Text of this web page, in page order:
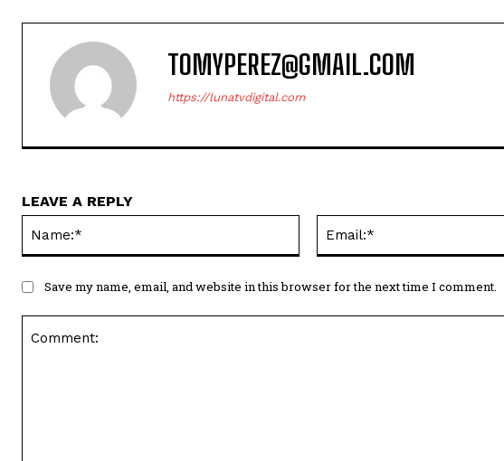
TOMYPEREZ@GMAIL.COM
https://lunatvdigital.com
LEAVE A REPLY
Save my name, email, and website in this browser for the next time I comment.